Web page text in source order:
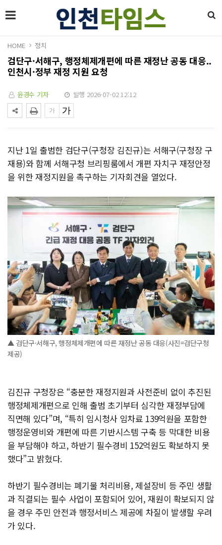
HOME 정치
검단구·서해구, 행정체제개편에 따른 재정난 공동 대응..
인천시·정부 재정 지원 요청
윤경수 기자 발행 2026-07-02 12:12
지난 1일 출범한 검단구(구청장 김진규)는 서해구(구청장 구
재용)와 함께 서해구청 브리핑룸에서 개편 자치구 재정안정
을 위한 재정지원을 촉구하는 기자회견을 열었다.
▲ 검단구·서해구, 행정체제개편에 따른 재정난 공동 대응(사진=검단구청
제공)
김진규 구청장은 “충분한 재정지원과 사전준비 없이 추진된
행정체제개편으로 인해 출범 초기부터 심각한 재정부담에
직면해 있다”며, “특히 임시청사 임차료 139억원을 포함한
행정운영비와 개편에 따른 기반시스템 구축 등 막대한 비용
을 부담해야 하고, 하반기 필수경비 152억원도 확보하지 못
했다”고 밝혔다.
하반기 필수경비는 폐기물 처리비용, 제설장비 등 주민 생활
과 직결되는 필수 사업이 포함되어 있어, 재원이 확보되지 않
을 경우 주민 안전과 행정서비스 제공에 차질이 발생할 우려
가 있다.